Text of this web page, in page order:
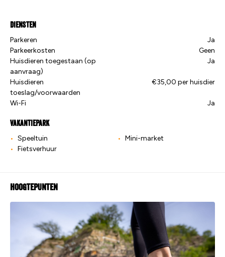
Diensten
Parkeren
Ja
Parkeerkosten
Geen
Huisdieren toegestaan (op
aanvraag)
Ja
Huisdieren
toeslag/voorwaarden
€35,00 per huisdier
Wi-Fi Ja
Vakantiepark
Speeltuin
Mini-market
Fietsverhuur
Hoogtepunten